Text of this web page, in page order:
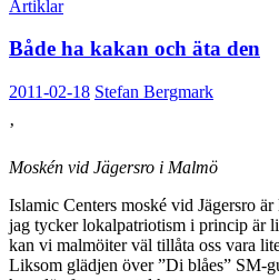
Artiklar
Både ha kakan och äta den
2011-02-18 Stefan Bergmark
’
Moskén vid Jägersro i Malmö
Islamic Centers moské vid Jägersro
jag tycker lokalpatriotism i princip är
kan vi malmöiter väl tillåta oss vara
Liksom glädjen över ”Di blåes” SM-